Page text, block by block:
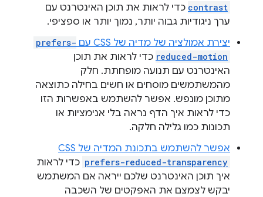
contrast כדי לראות את תוכן האינטרנט עם
ערך ניגודיות גבוה יותר, נמוך יותר או ספציפי.
יצירת אמולציה של מדיה של CSS עם
prefers-
reduced-motion כדי לראות את תוכן
האינטרנט עם תנועה מופחתת. חלק
מהמשתמשים מוסחים או חשים בחילה כתוצאה
מתוכן מונפש. אפשר להשתמש באפשרות הזו
כדי לראות איך הדף נראה בלי אנימציות או
תכונות כמו גלילה חלקה.
אפשר להשתמש בתכונת המדיה של CSS‏
prefers-reduced-transparency כדי לראות
איך תוכן האינטרנט שלכם ייראה אם המשתמש
יבקש לצמצם את האפקטים של השכבה